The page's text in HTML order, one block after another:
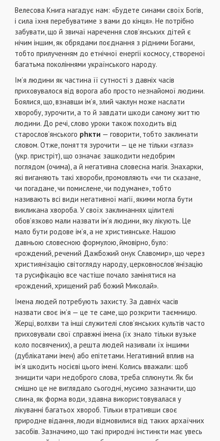
Велесова Книга нагадує нам: «Будете синами своїх Богів,
і сила їхня перебуватиме з вами до кінця». Не потрібно
забувати, що й звичаї наречення слов’янських дітей є
нічим іншим, як обрядами поєднання з рідними Богами,
тобто прилученням до етнічної енергії космосу, створеної
багатьма поколіннями українського народу.
Ім’я людини як частина її сутності з давніх часів
приховувалося від ворога або просто незнайомої людини.
Боялися, що, взнавши ім’я, злий чаклун може наслати
хворобу, зурочити, а то й завдати шкоди самому життю
людини. До речі, слово уроки також походить від
старослов’янського рhкти — говорити, тобто заклинати
словом. Отже, поняття зурочити — це не тільки «зглаз»
(укр. пристріт), що означає зашкодити недобрим
поглядом (очима), а й негативна словесна магія. Знахарки,
які виганяють такі хвороби, промовляють «чи ти сказане,
чи погадане, чи помислене, чи подумане», тобто
називають всі види негативної магії, якими могла бути
викликана хвороба. У своїх заклинаннях цілителі
обов’язково мали назвати ім’я людини, яку лікують. Це
мало бути родове ім’я, а не християнське. Нашою
давньою словесною формулою, ймовірно, було:
«рождений, речений Дажбожий онук Славомир», що через
християнізацію світогляду народу, церковнослов’янізацію
та русифікацію все частіше почало замінятися на
«рождений, хрищений раб божий Миколай».
Імена людей потребують захисту. За давніх часів
назвати своє ім’я — це те саме, що розкрити таємницю.
Жерці, волхви та інші служителі слов’янських культів часто
приховували свої справжні імена (їх знало тільки вузьке
коло посвячених), а решта людей називали їх іншими
(дублікатами імен) або епітетами. Негативний вплив на
ім’я шкодить носієві цього імені. Колись вважали: щоб
знищити чари недоброго слова, треба сплюнути. Як би
смішно це не виглядало сьогодні, мусимо зазначити, що
слина, як форма води, здавна використовувалася у
лікуванні багатьох хвороб. Тільки втративши своє
природне відання, люди відмовилися від таких архаїчних
засобів. Зазначимо, що такі природні інстинкти має увесь